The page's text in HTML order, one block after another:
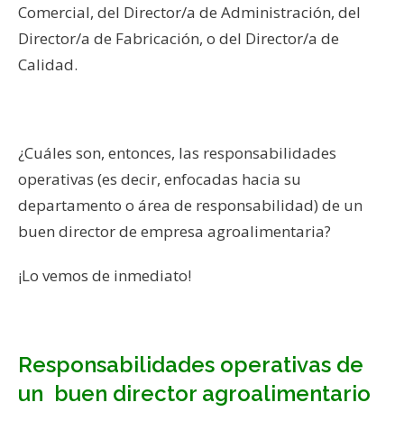
Comercial, del Director/a de Administración, del
Director/a de Fabricación, o del Director/a de
Calidad.
¿Cuáles son, entonces, las responsabilidades
operativas (es decir, enfocadas hacia su
departamento o área de responsabilidad) de un
buen director de empresa agroalimentaria?
¡Lo vemos de inmediato!
Responsabilidades operativas de
un buen director agroalimentario